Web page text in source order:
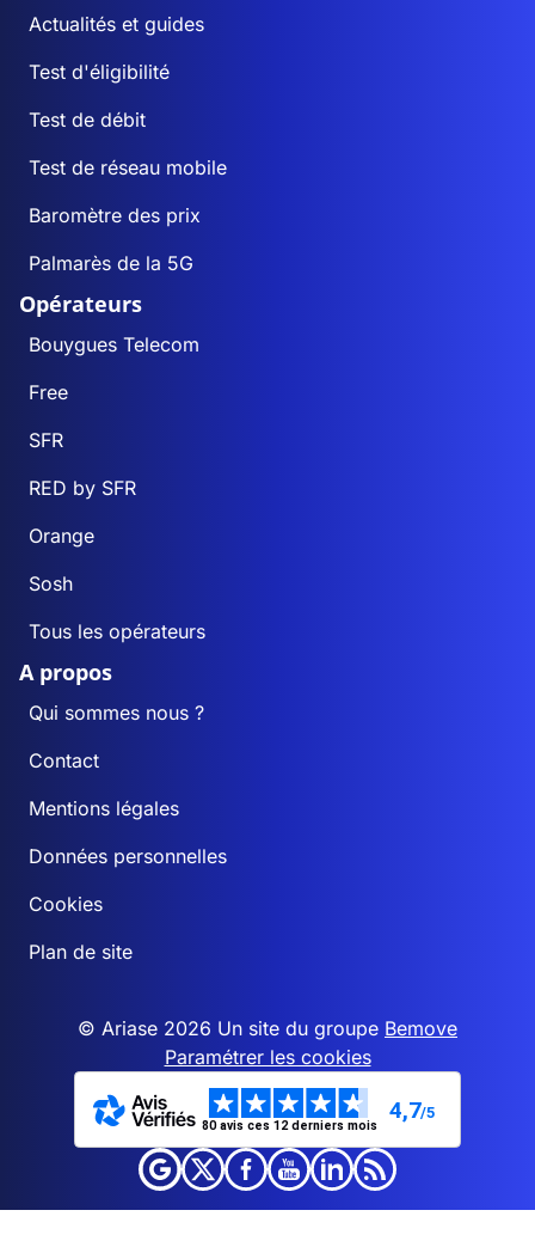
Actualités et guides
Test d'éligibilité
Test de débit
Test de réseau mobile
Baromètre des prix
Palmarès de la 5G
Opérateurs
Bouygues Telecom
Free
SFR
RED by SFR
Orange
Sosh
Tous les opérateurs
A propos
Qui sommes nous ?
Contact
Mentions légales
Données personnelles
Cookies
Plan de site
© Ariase 2026 Un site du groupe Bemove
Paramétrer les cookies
80 avis ces 12 derniers mois
4,7/5